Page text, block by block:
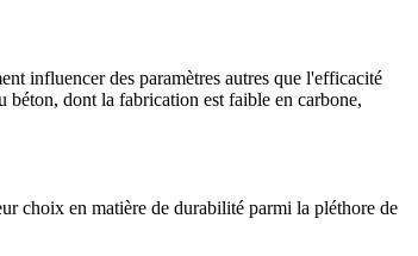
influencer des paramètres autres que l'efficacité
béton, dont la fabrication est faible en carbone,
choix en matière de durabilité parmi la pléthore de